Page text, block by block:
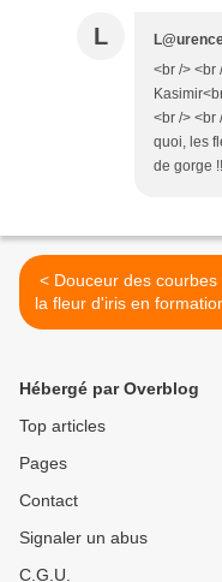
L
<br /> <br
<br /> <br
quoi, les
de gorge
< Douceur des courbes de
la fleur d'iris en formation
Hébergé par Overblog
Top articles
Pages
Contact
Signaler un abus
C.G.U.